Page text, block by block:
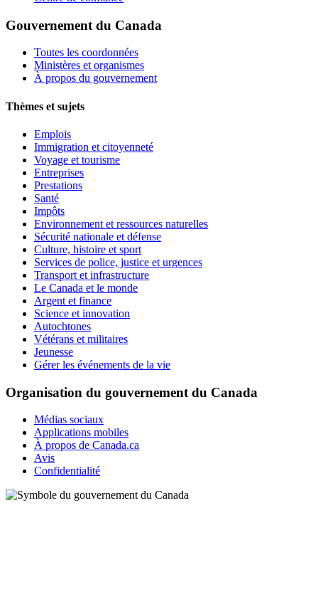
Gouvernement du Canada
Toutes les coordonnées
Ministères et organismes
À propos du gouvernement
Thèmes et sujets
Emplois
Immigration et citoyenneté
Voyage et tourisme
Entreprises
Prestations
Santé
Impôts
Environnement et ressources naturelles
Sécurité nationale et défense
Culture, histoire et sport
Services de police, justice et urgences
Transport et infrastructure
Le Canada et le monde
Argent et finance
Science et innovation
Autochtones
Vétérans et militaires
Jeunesse
Gérer les événements de la vie
Organisation du gouvernement du Canada
Médias sociaux
Applications mobiles
À propos de Canada.ca
Avis
Confidentialité